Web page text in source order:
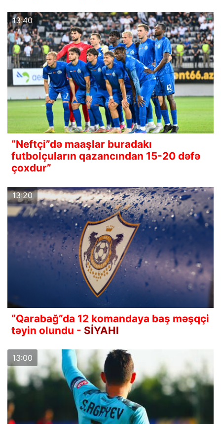
13:40
“Neftçi”də maaşlar buradakı
futbolçuların qazancından 15-20 dəfə
çoxdur”
13:20
“Qarabağ”da 12 komandaya baş məşqçi
təyin olundu - SİYAHI
13:00